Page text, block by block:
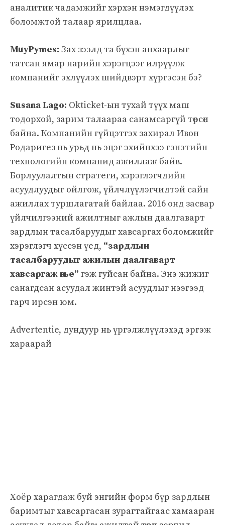
аналитик чадамжийг хэрхэн нэмэгдүүлэх
боломжтой талаар ярилцлаа.
MuyPymes: Зах зээлд та бүхэн анхаарлыг
татсан ямар нарийн хэрэгцээг илрүүлж
компанийг эхлүүлэх шийдвэрт хүргэсэн бэ?
Susana Lago: Okticket-ын тухай түүх маш
тодорхой, зарим талаараа санамсаргүй төрсөн
байна. Компанийн гүйцэтгэх захирал Ивон
Родаригез нь урьд нь эцэг эхийнхээ гэнэтийн
технологийн компанид ажиллаж байв.
Борлуулалтын стратеги, хэрэглэгчдийн
асуудлуудыг ойлгож, үйлчлүүлэгчидтэй сайн
ажиллах туршлагатай байлаа. 2016 онд засвар
үйлчилгээний ажилтныг ажлын даалгаварт
зардлын тасалбаруудыг хавсаргах боломжийг
хэрэглэгч хүссэн үед, “зардлын
тасалбаруудыг ажилын даалгаварт
хавсаргаж өгье” гэж гуйсан байна. Энэ жижиг
санагдсан асуудал жинтэй асуудлыг нээгээд
гарч ирсэн юм.
Advertentie, дундуур нь үргэлжлүүлэхэд эргэж
хараарай
Хоёр харагдаж буй энгийн форм бүр зардлын
баримтыг хавсаргасан зурагтайгаас хамааран